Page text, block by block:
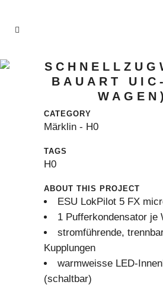
BAUART
WAGEN)
CATEGORY
Märklin - H0
TAGS
H0
ABOUT THIS PROJECT
ESU LokPilot 5 FX
1 Pufferkondensator je
stromführende,
Kupplungen
warmweisse LED-
(schaltbar)